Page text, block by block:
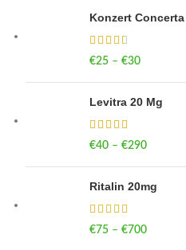
Konzert Concerta
€25 – €30
Levitra 20 Mg
€40 – €290
Ritalin 20mg
€75 – €700